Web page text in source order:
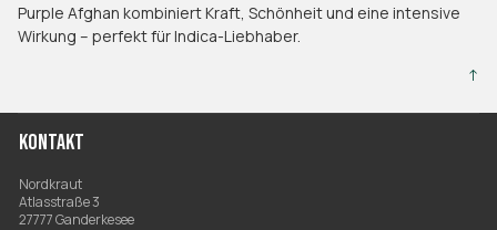
Purple Afghan kombiniert Kraft, Schönheit und eine intensive
Wirkung – perfekt für Indica-Liebhaber.
↑
KONTAKT
Nordkraut
Atlasstraße 3
27777 Ganderkesee